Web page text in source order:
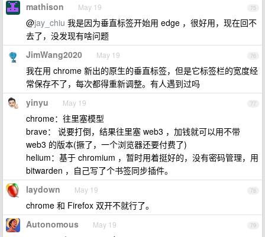
75
mathison May 19
@jay_chiu 我是因为垂直标签开始用 edge ，很好用，现在回不
去了，没发现有啥问题
76
JimWang2020 May 19
我在用 chrome 新出的原生的垂直标签，但是它标签栏的宽度经
常保存不了，每次都得重新调整。有人遇到过吗
77
yinyu May 19
chrome：往里塞模型
brave： 说要打倒，结果往里塞 web3 ，加钱就可以用不带
web3 的版本(撅了，一个浏览器还要付费了)
helium：基于 chromium ，暂时用着挺好的，没有密码管理，用
bitwarden ，自己写了个书签同步插件。
78
laydown May 19
chrome 和 Firefox 双开不就行了。
79
Autonomous May 19